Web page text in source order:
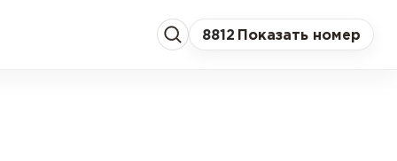
8812 Показать номер